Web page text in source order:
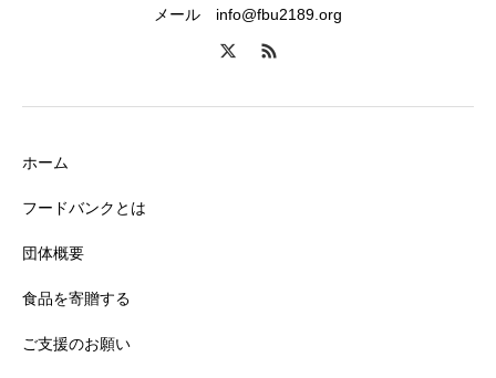
メール info@fbu2189.org
ホーム
フードバンクとは
団体概要
食品を寄贈する
ご支援のお願い